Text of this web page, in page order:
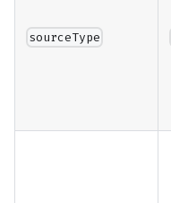
sourceType